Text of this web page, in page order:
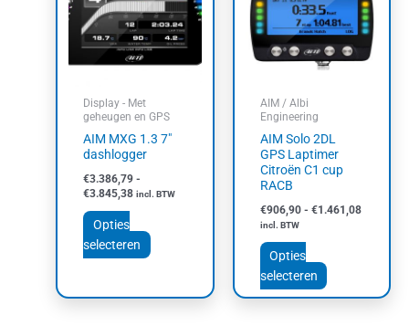
Display - Met
geheugen en GPS
AIM MXG 1.3 7″
dashlogger
€3.386,79 -
€3.845,38 incl. BTW
Opties
selecteren
meerdere
variaties.
Deze
gekozen
worden
productpagina
AIM / Albi
Engineering
AIM Solo 2DL
GPS Laptimer
Citroën C1 cup
RACB
€906,90 - €1.461,08
incl. BTW
Opties
selecteren
meerdere
variaties.
Deze
optie
worden
op
de